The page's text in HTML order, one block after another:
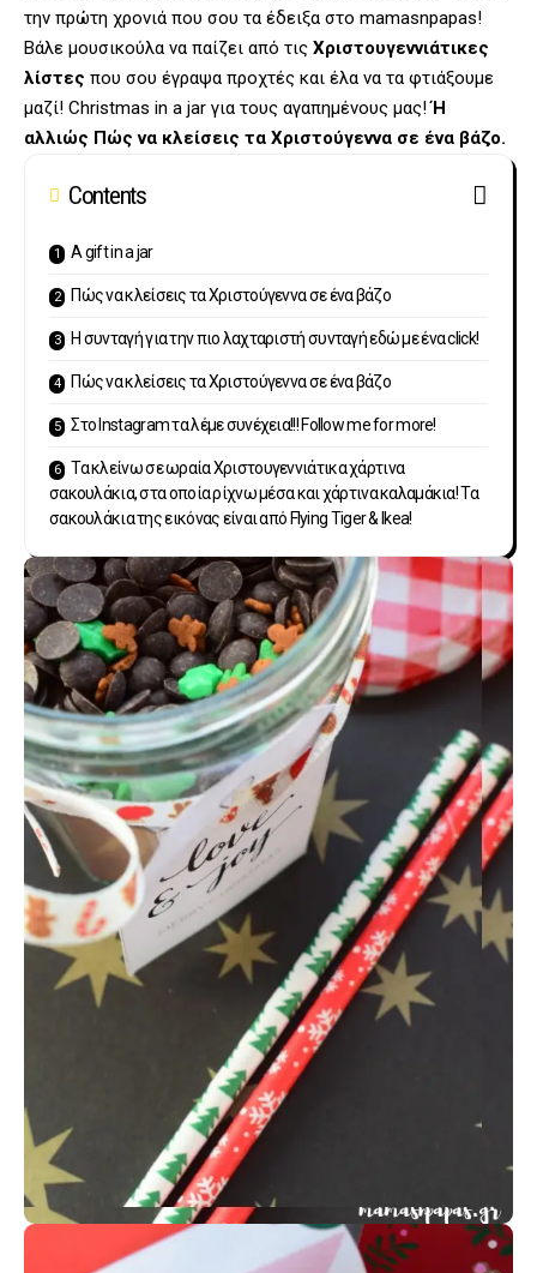
την πρώτη χρονιά που σου τα έδειξα στο mamasnpapas!
Βάλε μουσικούλα να παίζει από τις Χριστουγεννιάτικες
λίστες που σου έγραψα προχτές και έλα να τα φτιάξουμε
μαζί! Christmas in a jar για τους αγαπημένους μας!Ή
αλλιώς Πώς να κλείσεις τα Χριστούγεννα σε ένα βάζο.
Contents
A gift in a jar
Πώς να κλείσεις τα Χριστούγεννα σε ένα βάζο
Η συνταγή για την πιο λαχταριστή συνταγή εδώ με ένα click!
Πώς να κλείσεις τα Χριστούγεννα σε ένα βάζο
Στο Instagram τα λέμε συνέχεια!!! Follow me for more!
Τα κλείνω σε ωραία Χριστουγεννιάτικα χάρτινα
σακουλάκια, στα οποία ρίχνω μέσα και χάρτινα καλαμάκια! Τα
σακουλάκια της εικόνας είναι από Flying Tiger & Ikea!